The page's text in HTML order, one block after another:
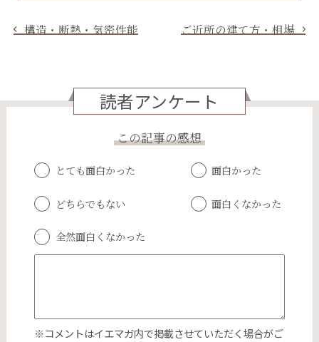
構造・断熱・気密性能 ご近所の建て方・相場
読者アンケート
この記事の感想
とても面白かった 面白かった
どちらでもない 面白くなかった
全然面白くなかった
※コメントはイエマガ内で掲載させていただく場合がご